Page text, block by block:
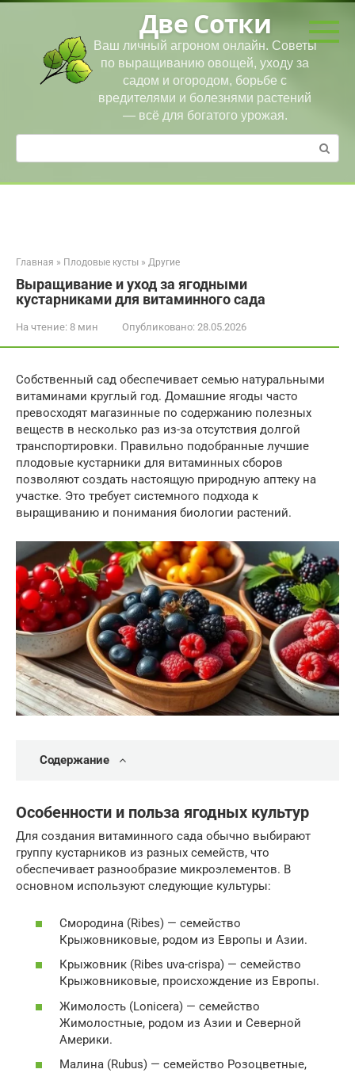
Перейти
Две Сотки
Ваш личный агроном онлайн. Советы
по выращиванию овощей, уходу за
садом и огородом, борьбе с
вредителями и болезнями растений
— всё для богатого урожая.
Поиск:
Главная » Плодовые кусты » Другие
Выращивание и уход за ягодными
кустарниками для витаминного сада
На чтение: 8 мин Опубликовано: 28.05.2026
Собственный сад обеспечивает семью натуральными
витаминами круглый год. Домашние ягоды часто
превосходят магазинные по содержанию полезных
веществ в несколько раз из-за отсутствия долгой
транспортировки. Правильно подобранные лучшие
плодовые кустарники для витаминных сборов
позволяют создать настоящую природную аптеку на
участке. Это требует системного подхода к
выращиванию и понимания биологии растений.
Содержание
Особенности и польза ягодных культур
Для создания витаминного сада обычно выбирают
группу кустарников из разных семейств, что
обеспечивает разнообразие микроэлементов. В
основном используют следующие культуры:
Смородина (Ribes) — семейство
Крыжовниковые, родом из Европы и Азии.
Крыжовник (Ribes uva-crispa) — семейство
Крыжовниковые, происхождение из Европы.
Жимолость (Lonicera) — семейство
Жимолостные, родом из Азии и Северной
Америки.
Малина (Rubus) — семейство Розоцветные,